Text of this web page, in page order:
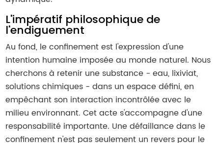
L'impératif philosophique de
l'endiguement
Au fond, le confinement est l'expression d'une
intention humaine imposée au monde naturel. Nous
cherchons à retenir une substance - eau, lixiviat,
solutions chimiques - dans un espace défini, en
empêchant son interaction incontrôlée avec le
milieu environnant. Cet acte s'accompagne d'une
responsabilité importante. Une défaillance dans le
confinement n'est pas seulement un revers pour le